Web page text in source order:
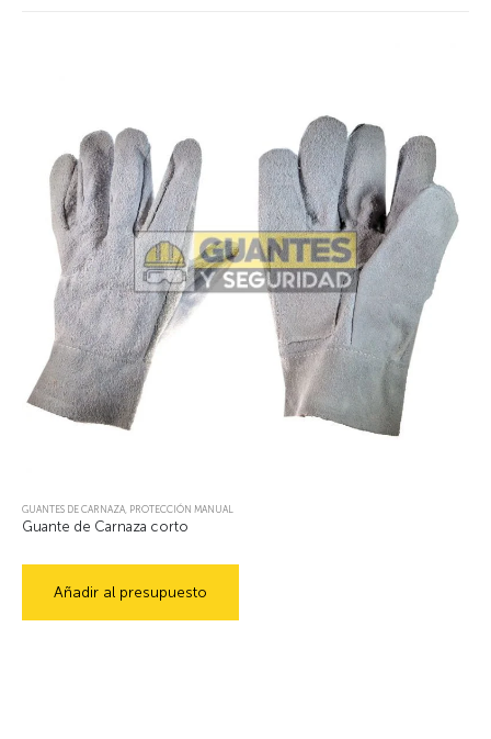
GUANTES DE CARNAZA, PROTECCIÓN MANUAL
Guante de Carnaza corto
Añadir al presupuesto